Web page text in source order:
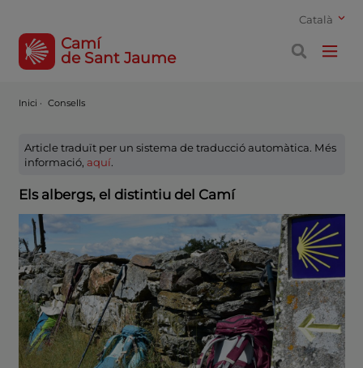
Català
Camí
de Sant Jaume
Inici · Consells
Article traduït per un sistema de traducció automàtica. Més
informació, aquí.
Els albergs, el distintiu del Camí